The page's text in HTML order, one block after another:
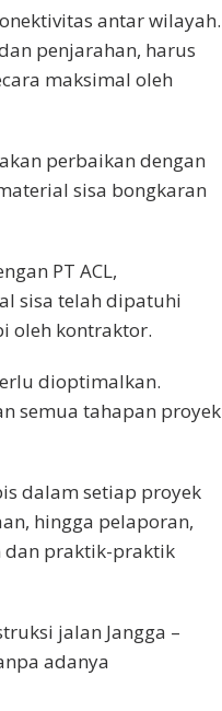
antar wilayah.
penjarahan, harus
maksimal oleh
perbaikan dengan
sisa bongkaran
PT ACL,
sisa telah dipatuhi
oleh kontraktor.
dioptimalkan.
semua tahapan proyek
dalam setiap proyek
hingga pelaporan,
dan praktik-praktik
jalan Jangga –
adanya